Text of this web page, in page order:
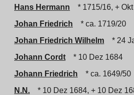
Hans Hermann
* 1715/16, +
Johan Friedrich
* ca. 1719/20
Johan Friedrich Wilhelm
* 24
Johann Cordt
* 10 Dez 1684
Johann Friedrich
* ca. 1649/50
N.N.
* 10 Dez 1684, + 10 Dez